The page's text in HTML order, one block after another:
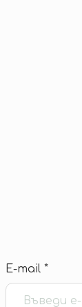
E-mail *